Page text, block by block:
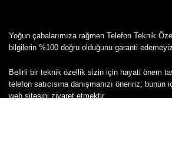
Yoğun çabalarımıza rağmen Telefon Teknik
bilgilerin %100 doğru olduğunu garanti edemeyiz.
Belirli bir teknik özellik sizin için hayati önem
telefon satıcısına danışmanızı öneririz;
web sitesini ziyaret etmektir.